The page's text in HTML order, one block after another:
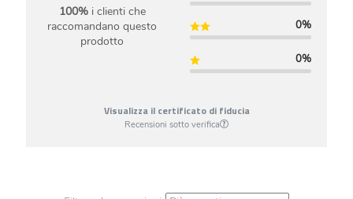
100%i clienti che
raccomandano questo
prodotto
0%
0%
Visualizza il certificato di fiducia
Recensioni sotto verifica